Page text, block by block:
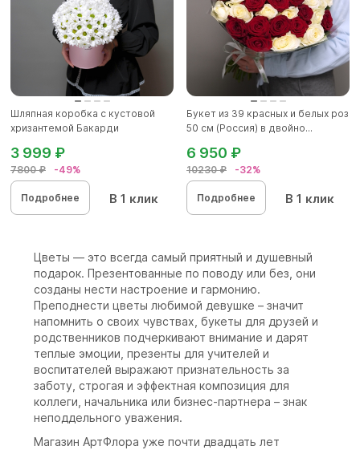
Шляпная коробка с кустовой
хризантемой Бакарди
7800 ₽ -49%
3 999 ₽
Подробнее В 1 клик
Букет из 39 красных и белых роз
50 см (Россия) в двойно...
10230 ₽ -32%
6 950 ₽
Подробнее В 1 клик
Цветы — это всегда самый приятный и душевный
подарок. Презентованные по поводу или без, они
созданы нести настроение и гармонию.
Преподнести цветы любимой девушке – значит
напомнить о своих чувствах, букеты для друзей и
родственников подчеркивают внимание и дарят
теплые эмоции, презенты для учителей и
воспитателей выражают признательность за
заботу, строгая и эффектная композиция для
коллеги, начальника или бизнес-партнера – знак
неподдельного уважения.
Магазин АртФлора уже почти двадцать лет